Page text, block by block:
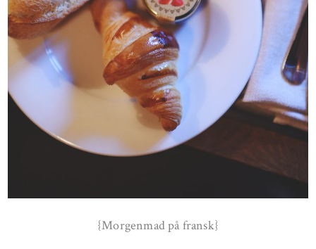
{Morgenmad på fransk}